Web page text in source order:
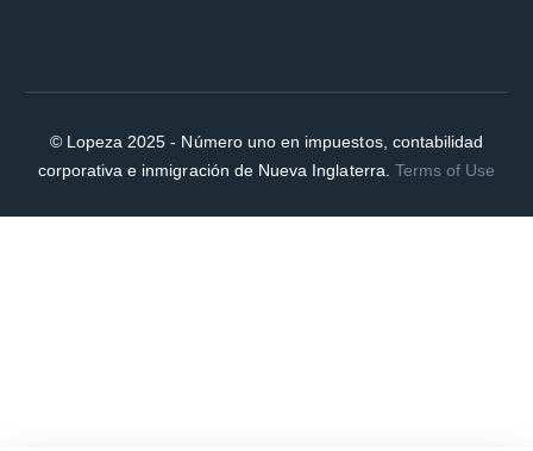
© Lopeza 2025 - Número uno en impuestos, contabilidad
corporativa e inmigración de Nueva Inglaterra. Terms of Use